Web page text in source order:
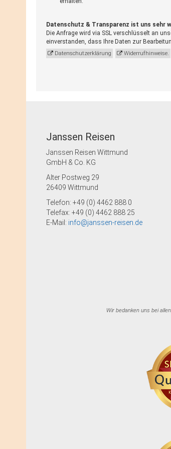
Datenschutz & Transparenz ist uns sehr
Die Anfrage wird via SSL verschlüsselt an
einverstanden, dass Ihre Daten zur
Datenschutzerklärung Widerrufhinweise.
Janssen Reisen
Janssen Reisen Wittmund
GmbH & Co. KG
Alter Postweg 29
26409 Wittmund
Telefon: +49 (0) 4462 888 0
Telefax: +49 (0) 4462 888 25
E-Mail: info@janssen-reisen.de
Wir bedanken uns bei